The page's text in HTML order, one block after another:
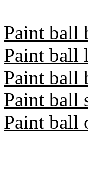
Paint ball
Paint ball
Paint ball
Paint ball
Paint ball